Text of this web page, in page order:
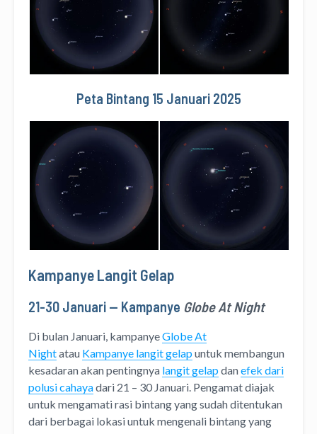
Peta Bintang 15 Januari 2025
Kampanye Langit Gelap
21-30 Januari — Kampanye Globe At Night
Di bulan Januari, kampanyeGlobe At
Nightatau Kampanye langit gelapuntuk membangun
kesadaran akan pentingnya langit gelapdanefek dari
polusi cahayadari 21 – 30 Januari. Pengamat diajak
untuk mengamati rasi bintang yang sudah ditentukan
dari berbagai lokasi untuk mengenali bintang yang